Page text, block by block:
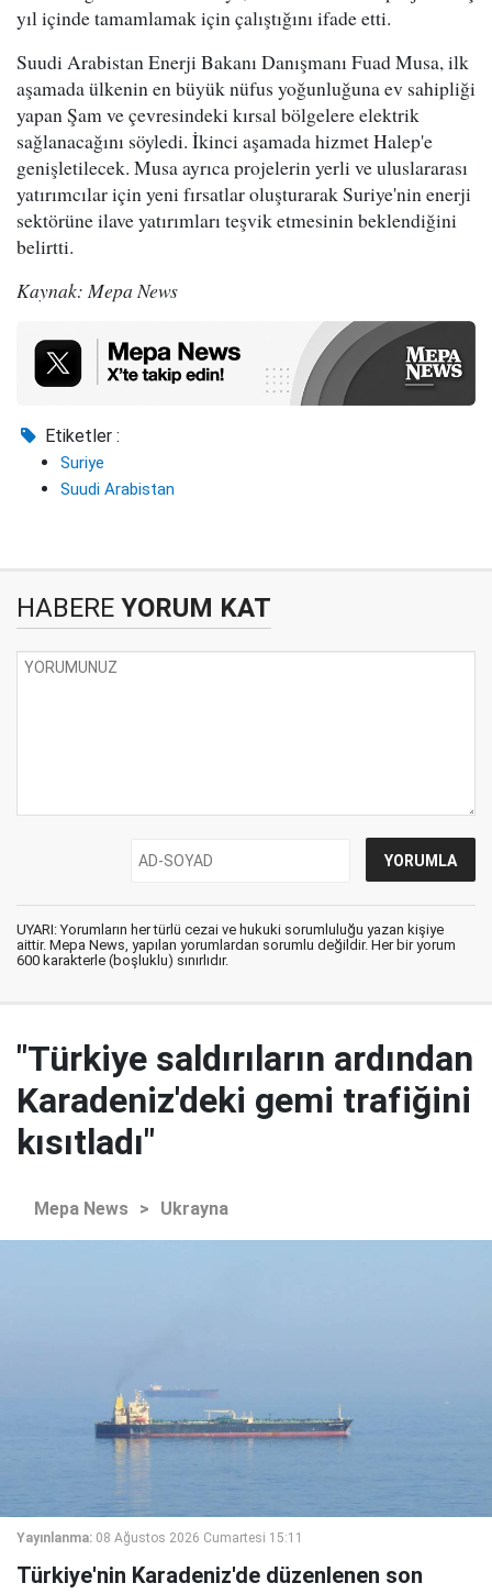
yıl içinde tamamlamak için çalıştığını ifade etti.
Suudi Arabistan Enerji Bakanı Danışmanı Fuad Musa, ilk
aşamada ülkenin en büyük nüfus yoğunluğuna ev sahipliği
yapan Şam ve çevresindeki kırsal bölgelere elektrik
sağlanacağını söyledi. İkinci aşamada hizmet Halep'e
genişletilecek. Musa ayrıca projelerin yerli ve uluslararası
yatırımcılar için yeni fırsatlar oluşturarak Suriye'nin enerji
sektörüne ilave yatırımları teşvik etmesinin beklendiğini
belirtti.
Kaynak: Mepa News
Etiketler :
Suriye
Suudi Arabistan
HABERE YORUM KAT
UYARI: Yorumların her türlü cezai ve hukuki sorumluluğu yazan kişiye
aittir. Mepa News, yapılan yorumlardan sorumlu değildir. Her bir yorum
600 karakterle (boşluklu) sınırlıdır.
"Türkiye saldırıların ardından
Karadeniz'deki gemi trafiğini
kısıtladı"
Mepa News > Ukrayna
Yayınlanma: 08 Ağustos 2026 Cumartesi 15:11
Türkiye'nin Karadeniz'de düzenlenen son